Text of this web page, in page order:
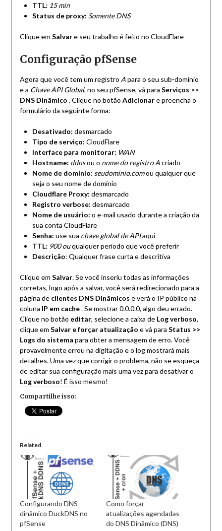
TTL: 15 min
Status de proxy: Somente DNS
Clique em Salvare seu trabalho é feito no CloudFlare
Configuração pfSense
Agora que você tem um registro Apara o seu sub-domínio
e a Chave API Global, no seu pfSense, vá para Serviços >>
DNS Dinâmico . Clique no botão Adicionare preencha o
formulário da seguinte forma:
Desativado: desmarcado
Tipo de serviço: CloudFlare
Interface para monitorar: WAN
Hostname: ddnsou o nome do registro Acriado
Nome de domínio: seudominio.comou qualquer que
seja o seu nome de domínio
Cloudflare Proxy: desmarcado
Registro verbose: desmarcado
Nome de usuário: o e-mail usado durante a criação da
sua conta CloudFlare
Senha: use sua chave global de APIaqui
TTL: 900 ouqualquer período que você preferir
Descrição: Qualquer frase curta e descritiva
Clique em Salvar. Se você inseriu todas as informações
corretas, logo após a salvar, você será redirecionado para a
página de clientes DNS Dinâmicos e verá o IP público na
coluna IP em cache. Se mostrar 0.0.0.0, algo deu errado.
Clique no botão editar, selecione a caixa de Log verboso,
clique em Salvar e forçar atualização e vá para Status >>
Logs do sistema para obter a mensagem de erro. Você
provavelmente errou na digitação e o log mostrará mais
detalhes. Uma vez que corrigir o problema, não se esqueça
de editar sua configuração mais uma vez para desativar o
Log verboso! É isso mesmo!
Compartilhe isso:
Related
Configurando DNS
dinâmico DuckDNS no
pfSense
Como forçar
atualizações agendadas
do DNS Dinâmico (DNS)